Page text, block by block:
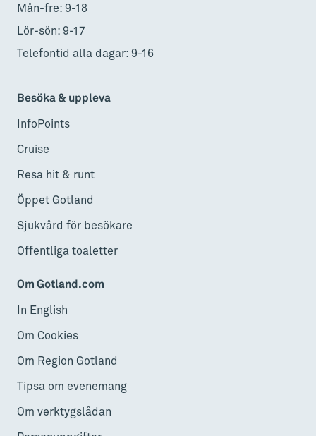
Mån-fre: 9-18
Lör-sön: 9-17
Telefontid alla dagar: 9-16
Besöka & uppleva
InfoPoints
Cruise
Resa hit & runt
Öppet Gotland
Sjukvård för besökare
Offentliga toaletter
Om Gotland.com
In English
Om Cookies
Om Region Gotland
Tipsa om evenemang
Om verktygslådan